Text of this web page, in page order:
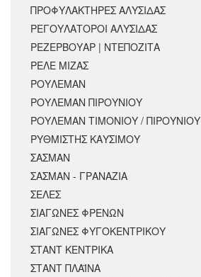
ΠΡΟΦΥΛΑΚΤΗΡΕΣ ΑΛΥΣΙΔΑΣ
ΡΕΓΟΥΛΑΤΟΡΟΙ ΑΛΥΣΙΔΑΣ
ΡΕΖΕΡΒΟΥΑΡ | ΝΤΕΠΟΖΙΤΑ
ΡΕΛΕ ΜΙΖΑΣ
ΡΟΥΛΕΜΑΝ
ΡΟΥΛΕΜΑΝ ΠΙΡΟΥΝΙΟΥ
ΡΟΥΛΕΜΑΝ ΤΙΜΟΝΙΟΥ / ΠΙΡΟΥΝΙΟΥ
ΡΥΘΜΙΣΤΗΣ ΚΑΥΣΙΜΟΥ
ΣΑΣΜΑΝ
ΣΑΣΜΑΝ - ΓΡΑΝΑΖΙΑ
ΣΕΛΕΣ
ΣΙΑΓΩΝΕΣ ΦΡΕΝΩΝ
ΣΙΑΓΩΝΕΣ ΦΥΓΟΚΕΝΤΡΙΚΟΥ
ΣΤΑΝΤ ΚΕΝΤΡΙΚΑ
ΣΤΑΝΤ ΠΛΑΪΝΑ